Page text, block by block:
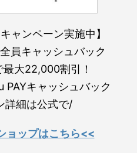
ャンペーン実施中】
員キャッシュバック
最大22,000割引！
PAYキャッシュバック
詳細は公式で/
ョップはこちら<<